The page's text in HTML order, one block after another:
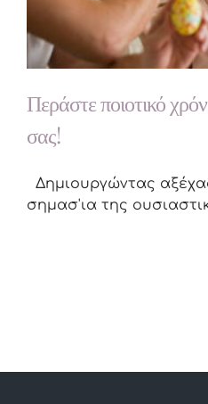
Περάστε ποιοτικό
σας!
Δημιουργώντας
σημασ'ια της